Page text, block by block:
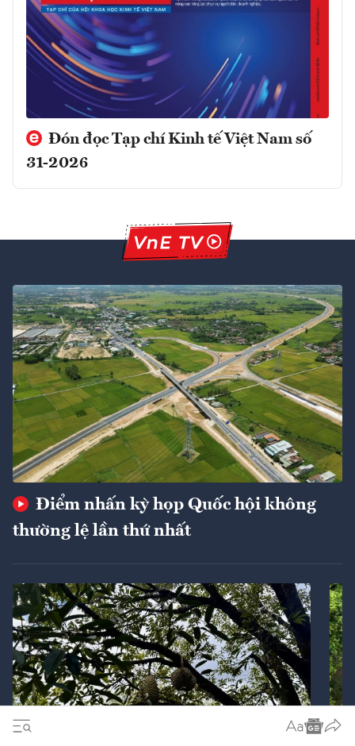
Đón đọc Tạp chí Kinh tế Việt Nam số
31-2026
Điểm nhấn kỳ họp Quốc hội không
thường lệ lần thứ nhất